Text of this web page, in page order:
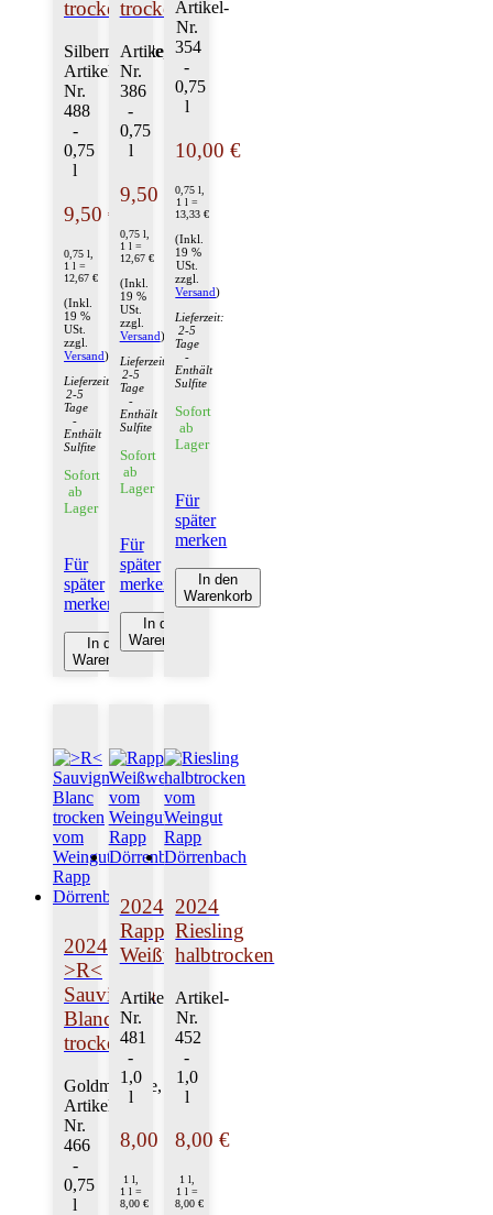
trocken
Silbermedaille,
Artikel-
Nr.
488
-
0,75
l
9,50 €
0,75 l,
1 l =
12,67 €
(Inkl.
19 %
USt.
zzgl.
Versand)
Lieferzeit:
2-5
Tage
-
Enthält
Sulfite
Sofort
ab
Lager
Für
später
merken
In den
Warenkorb
trocken
Artikel-
Nr.
386
-
0,75
l
9,50 €
0,75 l,
1 l =
12,67 €
(Inkl.
19 %
USt.
zzgl.
Versand)
Lieferzeit:
2-5
Tage
-
Enthält
Sulfite
Sofort
ab
Lager
Für
später
merken
In den
Warenkorb
Artikel-
Nr.
354
-
0,75
l
10,00 €
0,75 l,
1 l =
13,33 €
(Inkl.
19 %
USt.
zzgl.
Versand)
Lieferzeit:
2-5
Tage
-
Enthält
Sulfite
Sofort
ab
Lager
Für
später
merken
In den
Warenkorb
2024
>R<
Sauvignon
Blanc
trocken
Goldmedaille,
Artikel-
Nr.
466
-
0,75
l
2024
Rapp
Weißwein
Artikel-
Nr.
481
-
1,0
l
8,00 €
1 l,
1 l =
8,00 €
2024
Riesling
halbtrocken
Artikel-
Nr.
452
-
1,0
l
8,00 €
1 l,
1 l =
8,00 €